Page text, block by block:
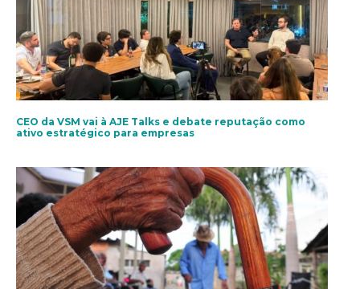
CEO da VSM vai à AJE Talks e debate reputação como
ativo estratégico para empresas